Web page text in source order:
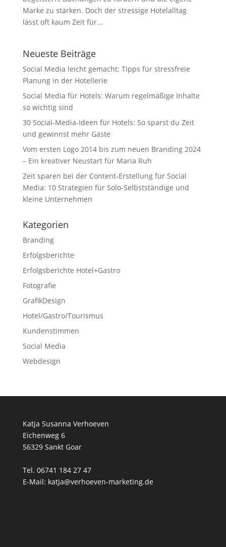
Marke zu stärken. Doch der stressige Hotelalltag
lässt oft kaum Zeit für...
Neueste Beiträge
Social Media leicht gemacht: Tipps für stressfreie
Planung in der Hotellerie
Social Media für Hotels: Warum regelmäßige Inhalte
so wichtig sind
30 Social-Media-Ideen für Hotels: So sparst du Zeit
und gewinnst mehr Gäste
Vom ersten Logo 2014 bis zum neuen Branding 2024
– Ein kreativer Neustart für Maria Ruh
Zeit sparen bei der Content-Erstellung für Social
Media: 10 Strategien für Solo-Selbstständige und
kleine Unternehmen
Kategorien
Branding
Erfolgsberichte
Erfolgsberichte Hotel+Gastro
Fotografie
GrafikDesign
Hotel/Gastro/Tourismus
Kundenstimmen
Social Media
Webdesign
Katja Susanna Verhoeven
Eichenweg 6
56329 Sankt Goar
Tel. 06741 184 27 47
E-Mail: katja@verhoeven-marketing.de